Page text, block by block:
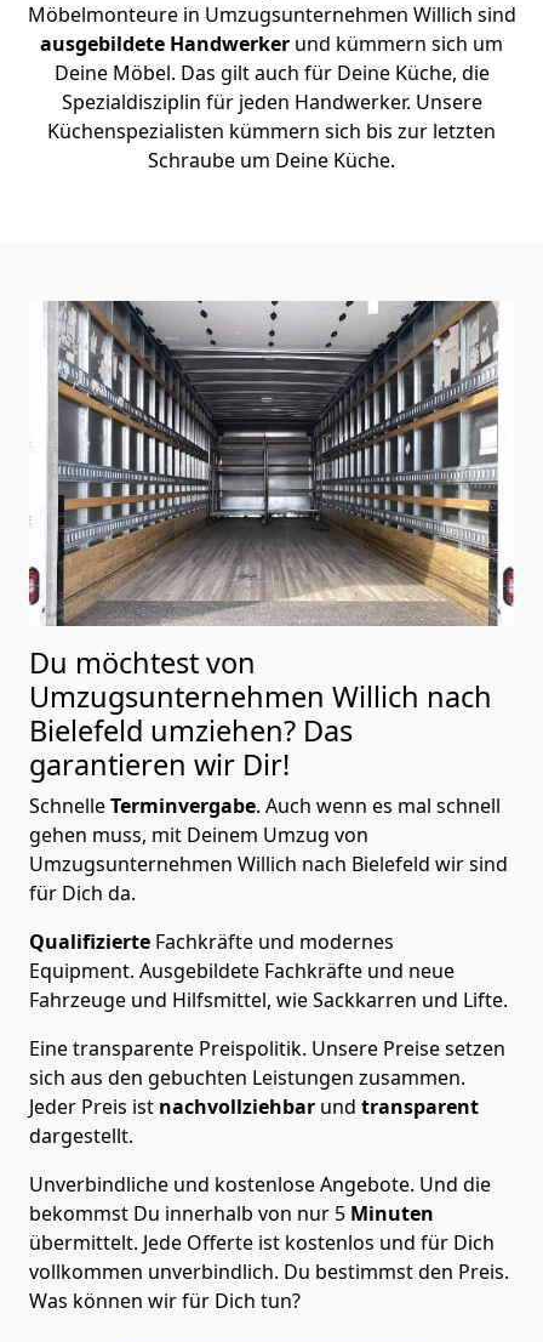
Möbelmonteure in Umzugsunternehmen Willich sind
ausgebildete Handwerker und kümmern sich um
Deine Möbel. Das gilt auch für Deine Küche, die
Spezialdisziplin für jeden Handwerker. Unsere
Küchenspezialisten kümmern sich bis zur letzten
Schraube um Deine Küche.
Du möchtest von
Umzugsunternehmen Willich nach
Bielefeld umziehen? Das
garantieren wir Dir!
SchnelleTerminvergabe. Auch wenn es mal schnell
gehen muss, mit Deinem Umzug von
Umzugsunternehmen Willich nach Bielefeld wir sind
für Dich da.
Qualifizierte Fachkräfte und modernes
Equipment. Ausgebildete Fachkräfte und neue
Fahrzeuge und Hilfsmittel, wie Sackkarren und Lifte.
Eine transparente Preispolitik. Unsere Preise setzen
sich aus den gebuchten Leistungen zusammen.
Jeder Preis ist nachvollziehbar und transparent
dargestellt.
Unverbindliche und kostenlose Angebote. Und die
bekommst Du innerhalb von nur 5 Minuten
übermittelt. Jede Offerte ist kostenlos und für Dich
vollkommen unverbindlich. Du bestimmst den Preis.
Was können wir für Dich tun?